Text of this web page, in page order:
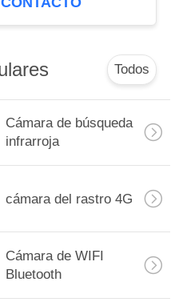
Todos
Cámara de búsqueda
infrarroja
cámara del rastro 4G
Cámara de WIFI
Bluetooth